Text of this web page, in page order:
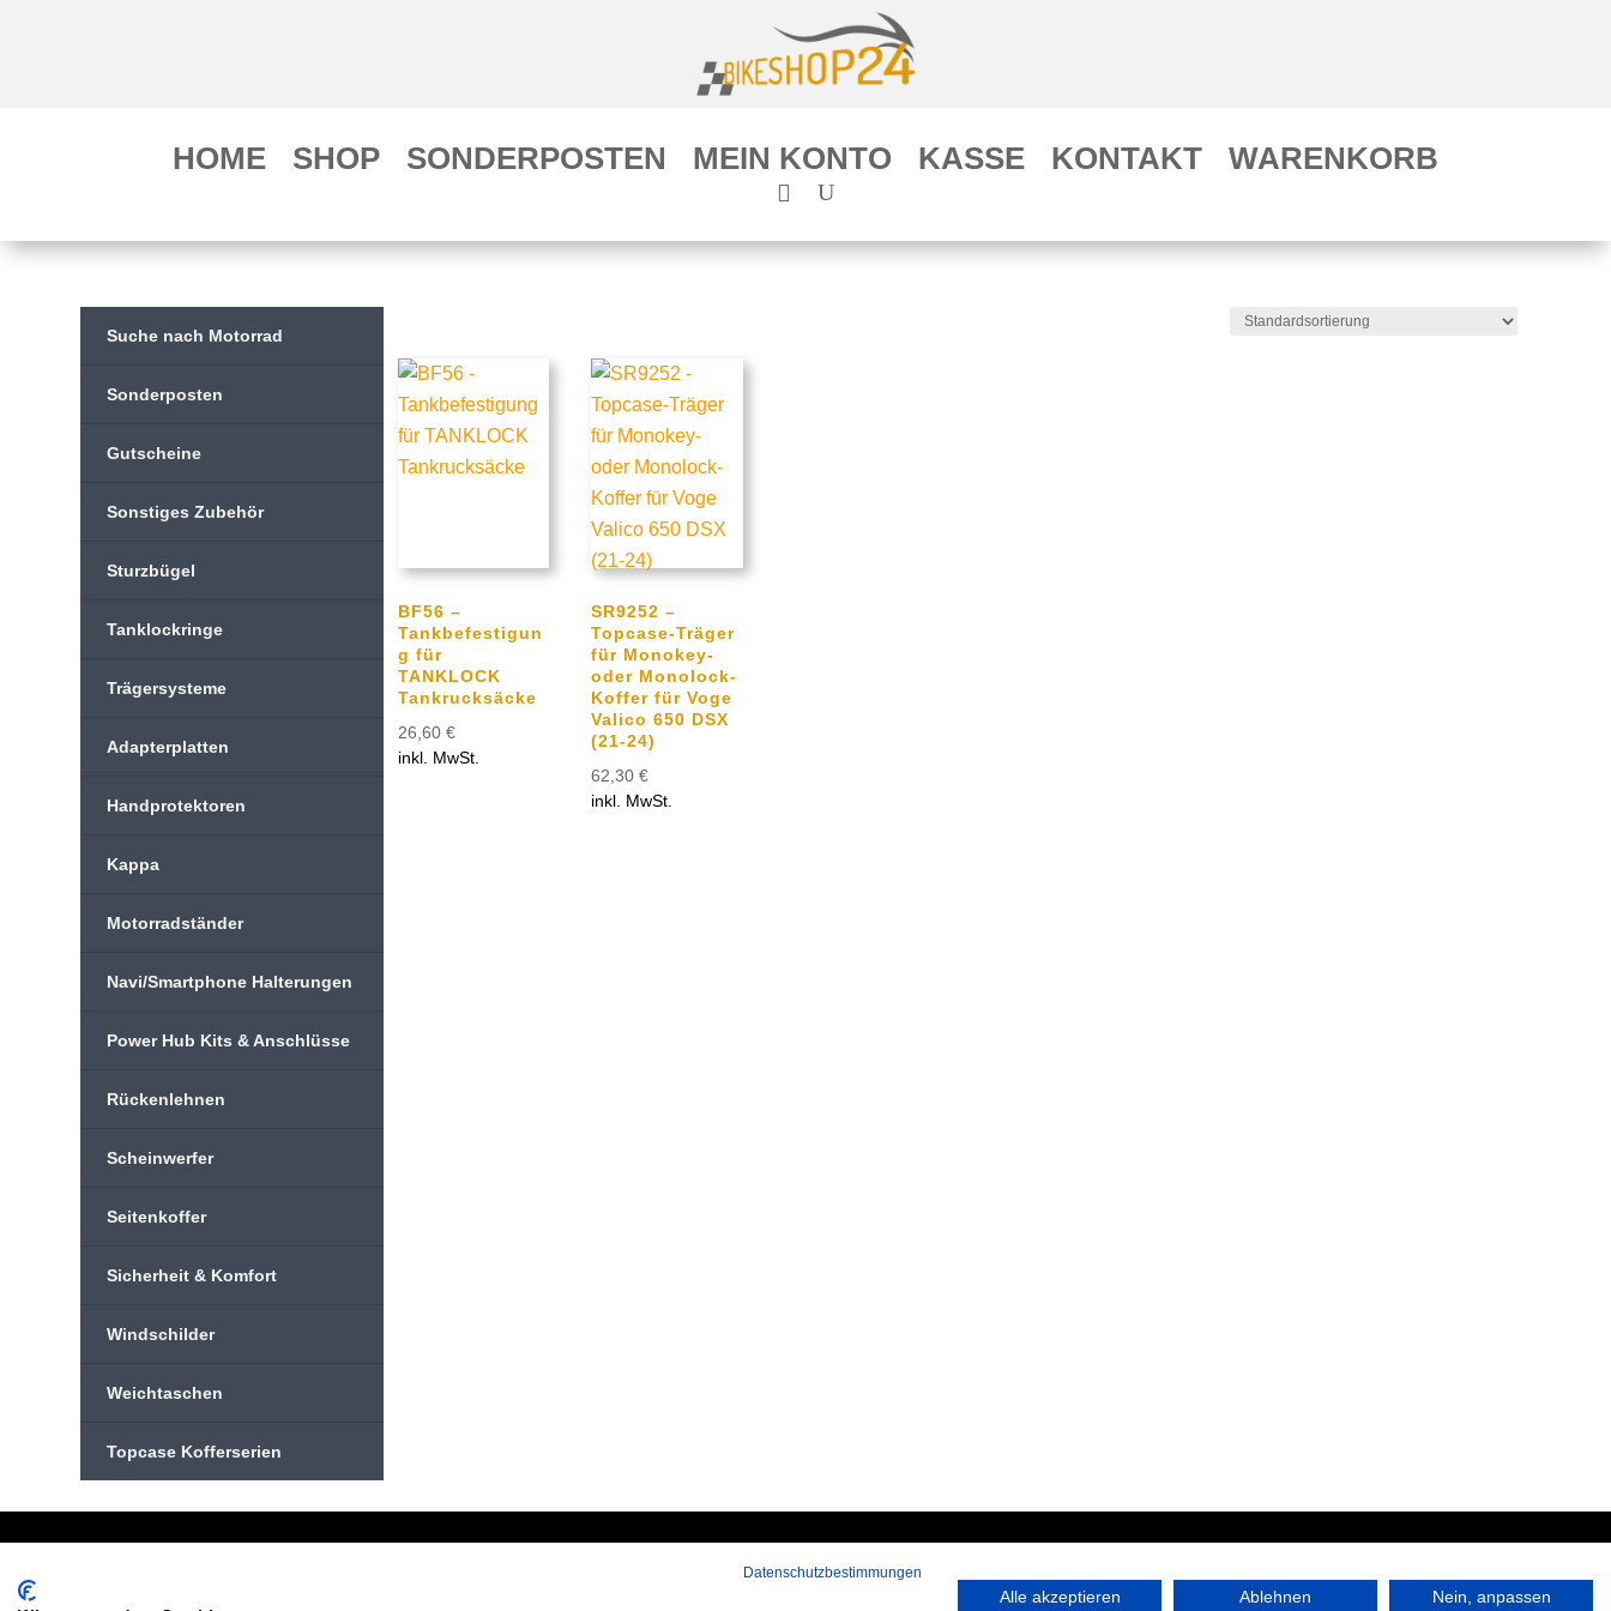
HOME SHOP SONDERPOSTEN MEIN KONTO KASSE KONTAKT WARENKORB
Suche nach Motorrad
Sonderposten
Gutscheine
Sonstiges Zubehör
Sturzbügel
Tanklockringe
Trägersysteme
Adapterplatten
Handprotektoren
Kappa
Motorradständer
Navi/Smartphone Halterungen
Power Hub Kits & Anschlüsse
Rückenlehnen
Scheinwerfer
Seitenkoffer
Sicherheit & Komfort
Windschilder
Weichtaschen
Topcase Kofferserien
BF56 –
Tankbefestigun
g für
TANKLOCK
Tankrucksäcke
26,60 €
inkl. MwSt.
SR9252 –
Topcase-Träger
für Monokey-
oder Monolock-
Koffer für Voge
Valico 650 DSX
(21-24)
62,30€
inkl. MwSt.
Hans-Pinsel-Straße 9a
Datenschutzbestimmungen
Alle akzeptieren Ablehnen Nein, anpassen